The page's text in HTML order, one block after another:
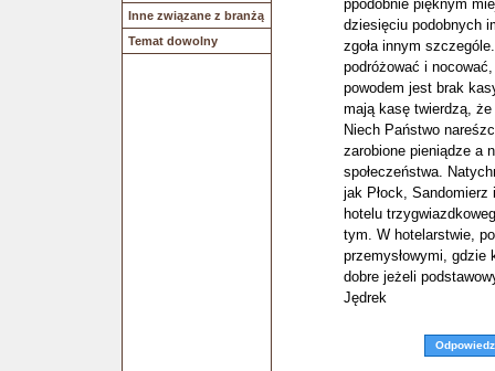
Inne związane z branżą
Temat dowolny
ppodobnie pięknym
dziesięciu podobnych
zgoła innym
podróżować i
powodem jest brak
mają kasę twierdzą,
Niech Państwo
zarobione pieniądze a
społeczeństwa.
jak Płock, Sandomierz
hotelu
tym. W hotelarstwie,
przemysłowymi, gdzie
dobre jeżeli
Jędrek
Odpowiedz